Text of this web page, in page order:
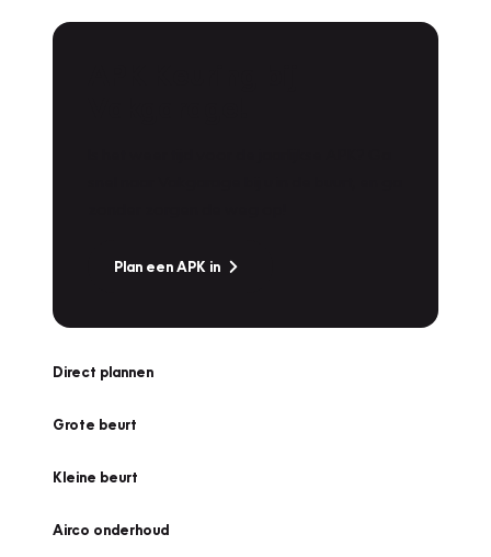
Plan een APK in
Direct plannen
Grote beurt
Kleine beurt
Airco onderhoud